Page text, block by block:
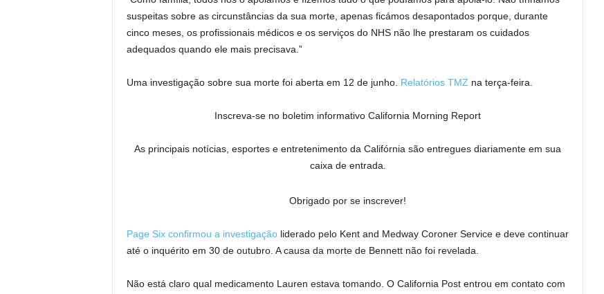
suspeitas sobre as circunstâncias da sua morte, apenas ficámos desapontados porque, durante
cinco meses, os profissionais médicos e os serviços do NHS não lhe prestaram os cuidados
adequados quando ele mais precisava.”
Uma investigação sobre sua morte foi aberta em 12 de junho. Relatórios TMZ na terça-feira.
Inscreva-se no boletim informativo California Morning Report
As principais notícias, esportes e entretenimento da Califórnia são entregues diariamente em sua
caixa de entrada.
Obrigado por se inscrever!
Page Six confirmou a investigaçãoliderado pelo Kent and Medway Coroner Service e deve continuar
até o inquérito em 30 de outubro. A causa da morte de Bennett não foi revelada.
Não está claro qual medicamento Lauren estava tomando. O California Post entrou em contato com